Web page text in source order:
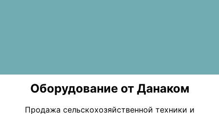
Оборудование от Данаком
Продажа сельскохозяйственной техники и